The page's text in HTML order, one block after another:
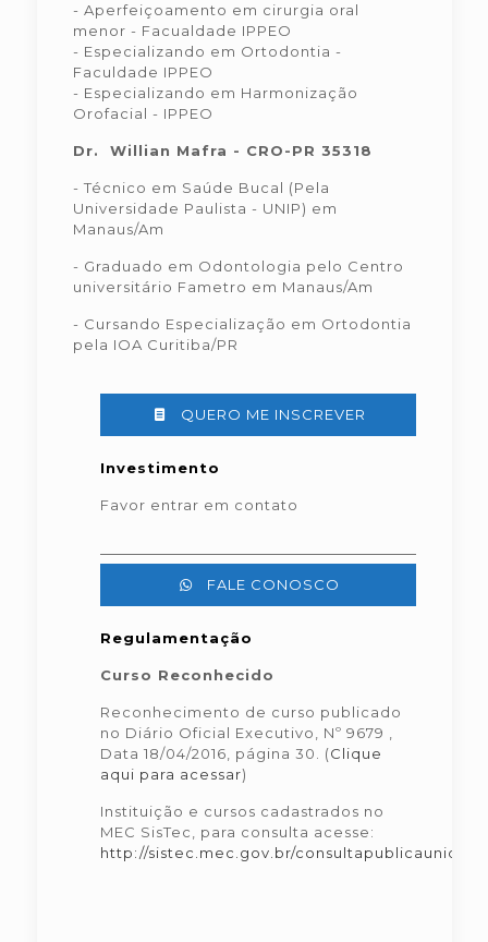
- Aperfeiçoamento em cirurgia oral
menor - Facualdade IPPEO
- Especializando em Ortodontia -
Faculdade IPPEO
- Especializando em Harmonização
Orofacial - IPPEO
Dr. Willian Mafra - CRO-PR 35318
- Técnico em Saúde Bucal (Pela
Universidade Paulista - UNIP) em
Manaus/Am
- Graduado em Odontologia pelo Centro
universitário Fametro em Manaus/Am
- Cursando Especialização em Ortodontia
pela IOA Curitiba/PR
QUERO ME INSCREVER
Investimento
Favor entrar em contato
FALE CONOSCO
Regulamentação
Curso Reconhecido
Reconhecimento de curso publicado
no Diário Oficial Executivo, Nº 9679 ,
Data 18/04/2016, página 30. (Clique
aqui para acessar)
Instituição e cursos cadastrados no
MEC SisTec, para consulta acesse:
http://sistec.mec.gov.br/